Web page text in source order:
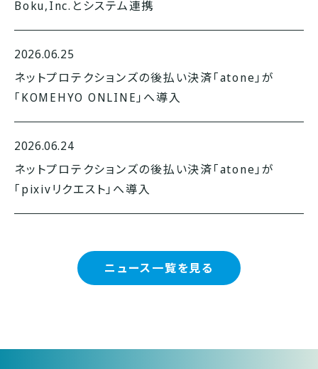
Boku,Inc.とシステム連携
2026.06.25
ネットプロテクションズの後払い決済「atone」が
「KOMEHYO ONLINE」へ導入
2026.06.24
ネットプロテクションズの後払い決済「atone」が
「pixivリクエスト」へ導入
ニュース一覧を見る